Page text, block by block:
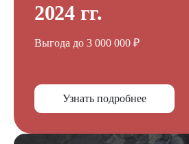
2024 гг.
Выгода до 3 000 000 ₽
Узнать подробнее